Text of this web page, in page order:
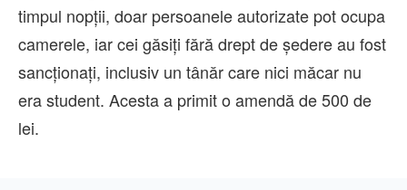
timpul nopții, doar persoanele autorizate pot ocupa
camerele, iar cei găsiți fără drept de ședere au fost
sancționați, inclusiv un tânăr care nici măcar nu
era student. Acesta a primit o amendă de 500 de
lei.